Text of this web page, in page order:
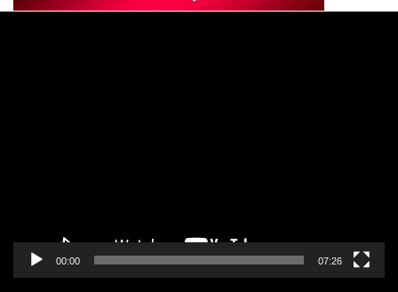
00:00 07:26